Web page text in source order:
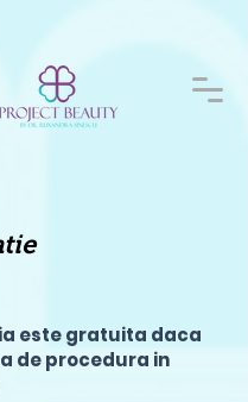
este gratuita daca
de procedura in